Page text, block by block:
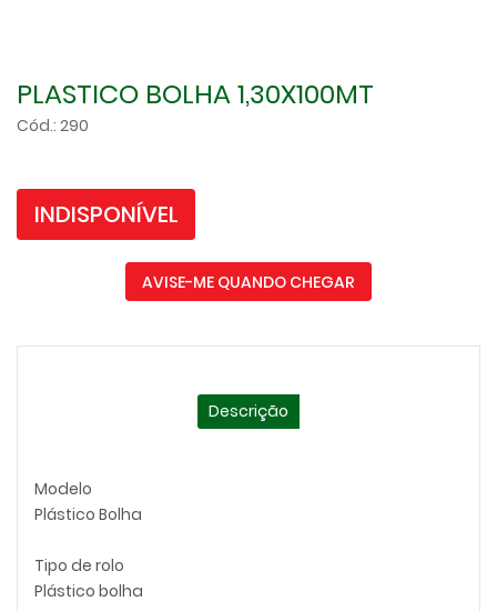
PLASTICO BOLHA 1,30X100MT
Cód.: 290
INDISPONÍVEL
AVISE-ME QUANDO CHEGAR
Descrição
Modelo
Plástico Bolha
Tipo de rolo
Plástico bolha